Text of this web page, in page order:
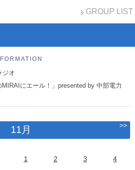
GROUP LIST
ジオ
MIRAIにエール！」presented by 中部電力
11月 >>
1 2 3 4